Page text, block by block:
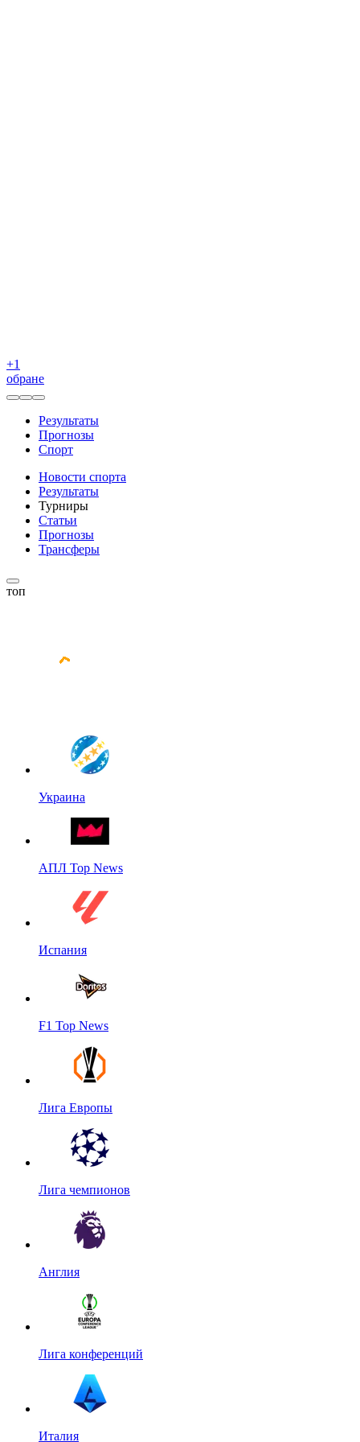
+1
обране
Результаты
Прогнозы
Спорт
Новости спорта
Результаты
Турниры
Статьи
Прогнозы
Трансферы
топ
Украина
АПЛ Top News
Испания
F1 Top News
Лига Европы
Лига чемпионов
Англия
Лига конференций
Италия